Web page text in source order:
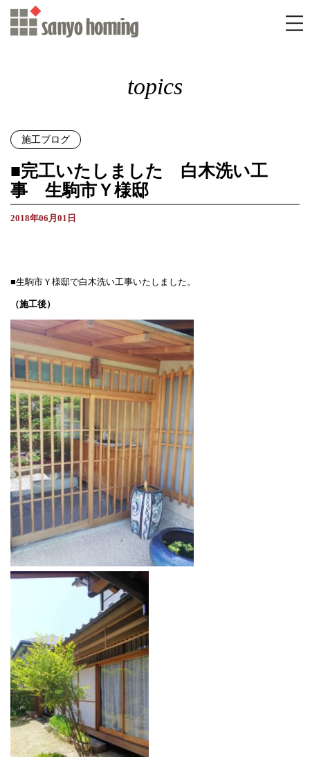
topics
施工ブログ
■完工いたしました 白木洗い工
事 生駒市Ｙ様邸
2018年06月01日
■生駒市Ｙ様邸で白木洗い工事いたしました。
（施工後）